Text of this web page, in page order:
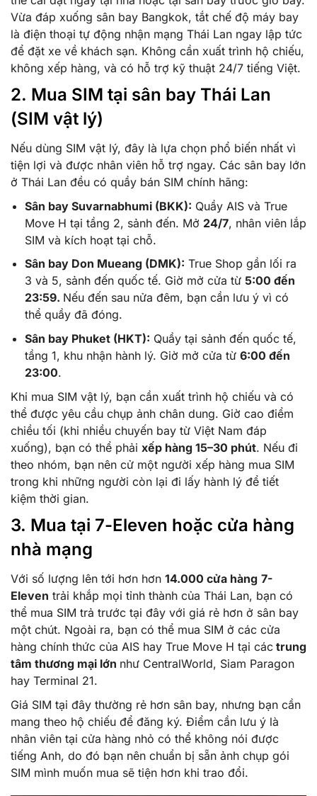
Vừa đáp xuống sân bay Bangkok, tắt chế độ máy bay
là điện thoại tự động nhận mạng Thái Lan ngay lập tức
để đặt xe về khách sạn. Không cần xuất trình hộ chiếu,
không xếp hàng, và có hỗ trợ kỹ thuật 24/7 tiếng Việt.
2. Mua SIM tại sân bay Thái Lan
(SIM vật lý)
Nếu dùng SIM vật lý, đây là lựa chọn phổ biến nhất vì
tiện lợi và được nhân viên hỗ trợ ngay. Các sân bay lớn
ở Thái Lan đều có quầy bán SIM chính hãng:
Sân bay Suvarnabhumi (BKK): Quầy AIS và True
Move H tại tầng 2, sảnh đến. Mở 24/7, nhân viên lắp
SIM và kích hoạt tại chỗ.
Sân bay Don Mueang (DMK): True Shop gần lối ra
3 và 5, sảnh đến quốc tế. Giờ mở cửa từ 5:00 đến
23:59. Nếu đến sau nửa đêm, bạn cần lưu ý vì có
thể quầy đã đóng.
Sân bay Phuket (HKT): Quầy tại sảnh đến quốc tế,
tầng 1, khu nhận hành lý. Giờ mở cửa từ 6:00 đến
23:00.
Khi mua SIM vật lý, bạn cần xuất trình hộ chiếu và có
thể được yêu cầu chụp ảnh chân dung. Giờ cao điểm
chiều tối (khi nhiều chuyến bay từ Việt Nam đáp
xuống), bạn có thể phải xếp hàng 15–30 phút. Nếu đi
theo nhóm, bạn nên cử một người xếp hàng mua SIM
trong khi những người còn lại đi lấy hành lý để tiết
kiệm thời gian.
3. Mua tại 7-Eleven hoặc cửa hàng
nhà mạng
Với số lượng lên tới hơn hơn 14.000 cửa hàng 7-
Eleven trải khắp mọi tỉnh thành của Thái Lan, bạn có
thể mua SIM trả trước tại đây với giá rẻ hơn ở sân bay
một chút. Ngoài ra, bạn có thể mua SIM ở các cửa
hàng chính thức của AIS hay True Move H tại các trung
tâm thương mại lớn như CentralWorld, Siam Paragon
hay Terminal 21.
Giá SIM tại đây thường rẻ hơn sân bay, nhưng bạn cần
mang theo hộ chiếu để đăng ký. Điểm cần lưu ý là
nhân viên tại cửa hàng nhỏ có thể không nói được
tiếng Anh, do đó bạn nên chuẩn bị sẵn ảnh chụp gói
SIM mình muốn mua sẽ tiện hơn khi trao đổi.